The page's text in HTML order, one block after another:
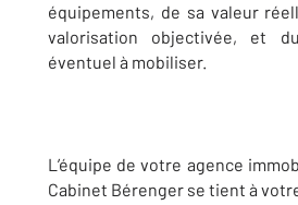
équipements, de sa valeur
valorisation objectivée, et
éventuel à mobiliser.
L’équipe de votre agence
Cabinet Bérenger se tient à